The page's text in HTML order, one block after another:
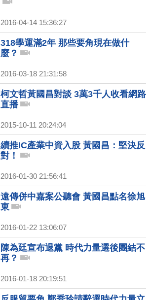
2016-04-14 15:36:27
318學運滿2年 那些要角現在做什
麼？
2016-03-18 21:31:58
柯文哲黃國昌對談 3萬3千人收看網路
直播
2015-10-11 20:24:04
續推IC產業中資入股 黃國昌：堅決反
對！
2016-01-30 21:56:41
遠傳併中嘉案公聽會 黃國昌點名徐旭
東
2016-01-22 13:06:07
陳為廷宣布退黨 時代力量選後團結不
再？
2016-01-18 20:19:51